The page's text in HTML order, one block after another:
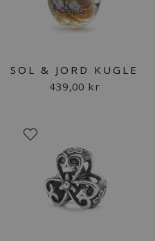
SOL & JORD KUGLE
439,00 kr